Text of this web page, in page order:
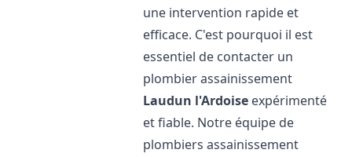
une intervention rapide et
efficace. C'est pourquoi il est
essentiel de contacter un
plombier assainissement
Laudun l'Ardoise expérimenté
et fiable. Notre équipe de
plombiers assainissement